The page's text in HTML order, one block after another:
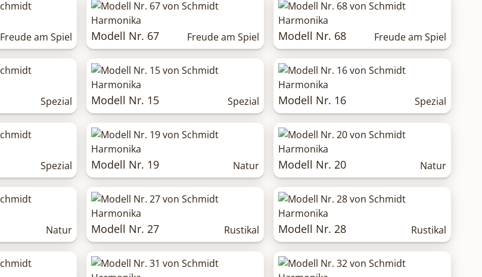
Freude am Spiel Modell Nr. 67 Freude am Spiel Modell Nr. 68 Freude am Spiel
Spezial Modell Nr. 15 Spezial Modell Nr. 16 Spezial
Spezial Modell Nr. 19 Natur Modell Nr. 20 Natur
Natur Modell Nr. 27 Rustikal Modell Nr. 28 Rustikal